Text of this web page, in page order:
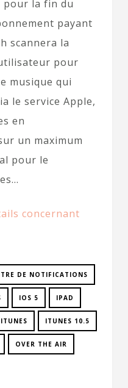
pour la fin du
payant
scannera la
pour
musique qui
le service Apple,
en
un maximum
pour le
concernant
DE NOTIFICATIONS
IOS 5 IPAD
ITUNES ITUNES 10.5
OVER THE AIR